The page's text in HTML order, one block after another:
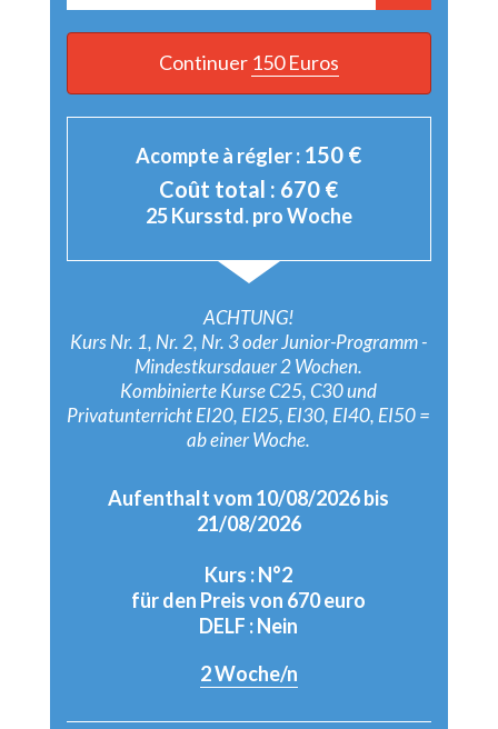
Continuer 150 Euros
Acompte à régler : 150 €
Coût total : 670 €
25 Kursstd. pro Woche
ACHTUNG!
Kurs Nr. 1, Nr. 2, Nr. 3 oder Junior-Programm -
Mindestkursdauer 2 Wochen.
Kombinierte Kurse C25, C30 und
Privatunterricht EI20, EI25, EI30, EI40, EI50 =
ab einer Woche.
Aufenthalt vom 10/08/2026 bis
21/08/2026
Kurs : N°2
für den Preis von 670 euro
DELF : Nein
2Woche/n